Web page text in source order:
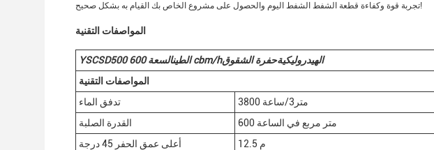
تجربة قوة وكفاءة قطعة الشفط الشفط اليوم والحصول على مشروع الخاص بك القيام به بشكل صحيح!
المواصفات التقنية
YSCSD500 الطينالسعة 600 cbm/h الهيدروليكيةحفرة الشقوق
المواصفات التقنية
تدفق الماء
3800 متر3/ساعة
القدرة الصلبة
600 متر مربع في الساعة
أعلى عمق الحفر 45 درجة
12.5 م